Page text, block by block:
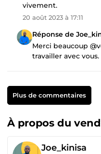
vivement.
20 août 2023 à 17:11
Réponse de
Merci beaucoup
travailler avec vous.
Plus de commentaires
À propos du
Joe_kinisa